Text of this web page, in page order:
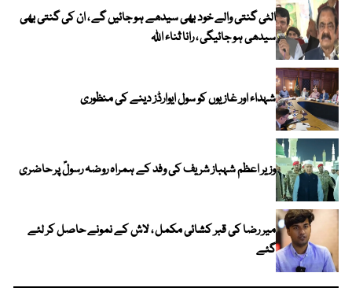
الٹی گنتی والے خود بھی سیدھے ہو جائیں گے ، ان کی گنتی بھی
سیدھی ہو جائیگی ، رانا ثناء اللہ
شہداء اور غازیوں کو سول ایوارڈز دینے کی منظوری
وزیر اعظم شہباز شریف کی وفد کے ہمراہ روضہ رسولؐ پر حاضری
میر رضا کی قبر کشائی مکمل ، لاش کے نمونے حاصل کر لئے
گئے